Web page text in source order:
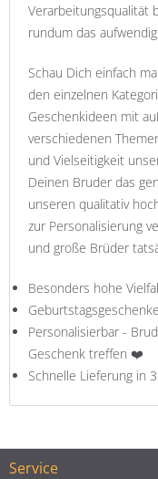
Verarbeitungsqualität
rundum das
Schau Dich einfach
den einzelnen
Geschenkideen mit
verschiedenen
und Vielseitigkeit
Deinen Bruder das
unseren qualitativ
zur Personalisierung
und große Brüder
Besonders hohe
Personalisierbar -
Geschenk treffen ❤️
Schnelle Lieferung in
Service